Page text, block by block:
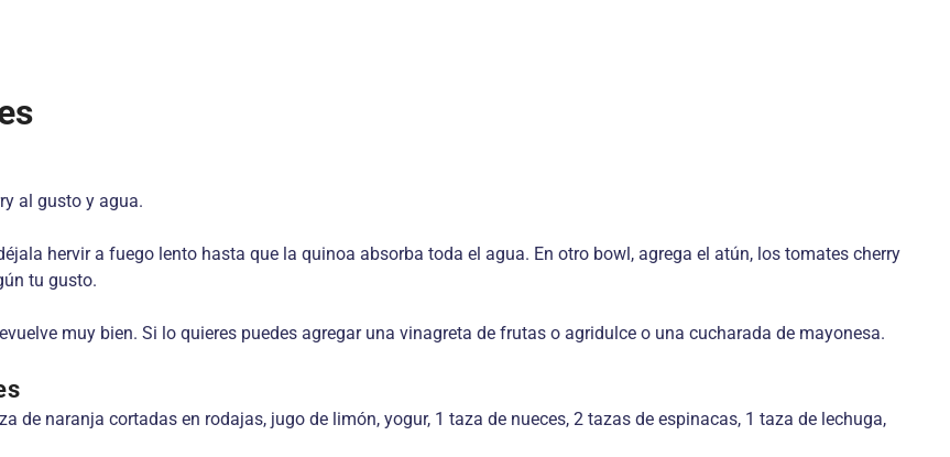
al gusto y agua.
hervir a fuego lento hasta que la quinoa absorba toda el agua. En otro bowl, agrega el atún, los tomates cherry
tu gusto.
muy bien. Si lo quieres puedes agregar una vinagreta de frutas o agridulce o una cucharada de mayonesa.
de naranja cortadas en rodajas, jugo de limón, yogur, 1 taza de nueces, 2 tazas de espinacas, 1 taza de lechuga,